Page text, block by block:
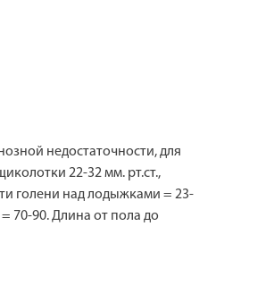
недостаточности, для
22-32 мм. рт.ст.,
голени над лодыжками = 23-
70-90. Длина от пола до